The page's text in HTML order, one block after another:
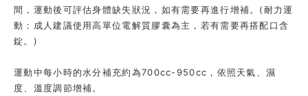
間，運動後可評估身體缺失狀況，如有需要再進行增補。(耐力運
動：成人建議使用高單位電解質膠囊為主，若有需要再搭配口含
錠。)
運動中每小時的水分補充約為700cc-950cc，依照天氣、濕
度、溫度調節增補。